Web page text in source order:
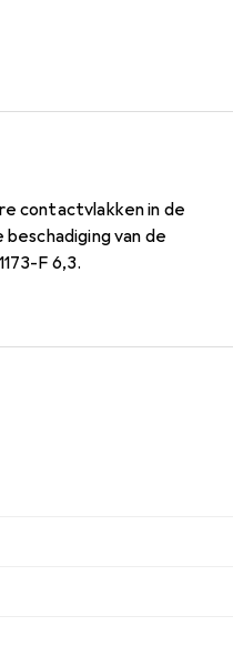
contactvlakken in de
van de
F 6,3.